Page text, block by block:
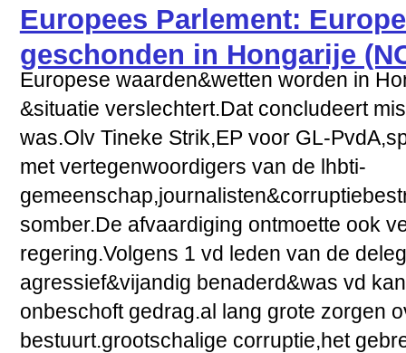
Europees Parlement:
geschonden in Hongarije
Europese waarden&wetten worden in
&situatie verslechtert.Dat concludeert
was.Olv Tineke Strik,EP voor GL-
met vertegenwoordigers van de lhbti-
somber.De afvaardiging ontmoette ook
regering.Volgens 1 vd leden van de
agressief&vijandig benaderd&was vd
onbeschoft gedrag.al lang grote zorgen
bestuurt.grootschalige corruptie,het